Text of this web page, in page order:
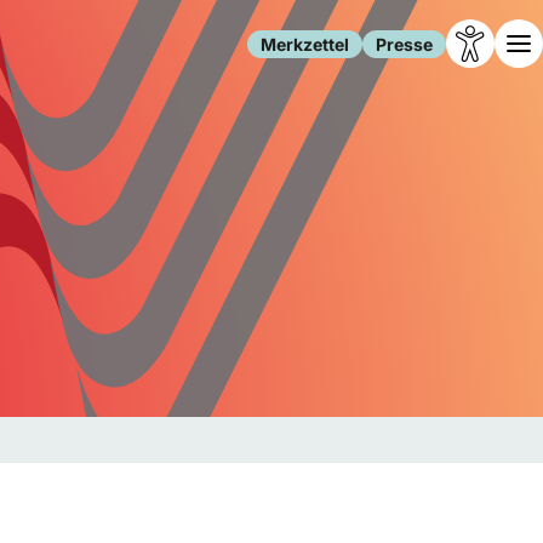
Merkzettel Presse
Leben
Familie
Freizeit
Gesundheit
Internet
Gesellschaft
Forschung
Migration
Polizei